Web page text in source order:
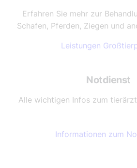
Erfahren Sie mehr zur
Schafen, Pferden, Ziegen und
Leistungen
Notdienst
Alle wichtigen Infos zum
Informationen zum